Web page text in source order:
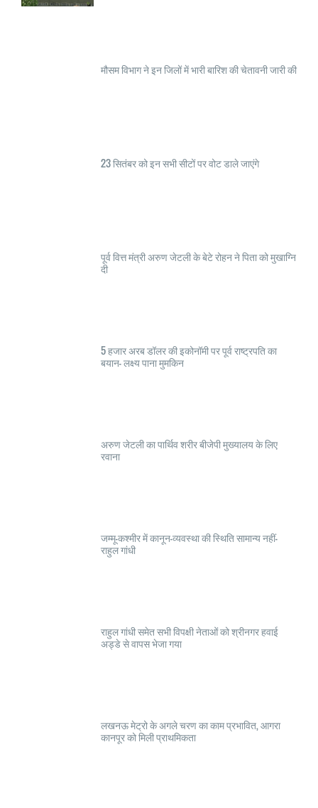
मौसम विभाग ने इन जिलों में भारी बारिश की चेतावनी जारी की
23 सितंबर को इन सभी सीटों पर वोट डाले जाएंगे
पूर्व वित्त मंत्री अरुण जेटली के बेटे रोहन ने पिता को मुखाग्नि
दी
5 हजार अरब डॉलर की इकोनॉमी पर पूर्व राष्ट्रपति का
बयान- लक्ष्य पाना मुमकिन
अरुण जेटली का पार्थिव शरीर बीजेपी मुख्यालय के लिए
रवाना
जम्मू-कश्मीर में कानून-व्यवस्था की स्थिति सामान्य नहीं-
राहुल गांधी
राहुल गांधी समेत सभी विपक्षी नेताओं को श्रीनगर हवाई
अड्डे से वापस भेजा गया
लखनऊ मेट्रो के अगले चरण का काम प्रभावित, आगरा
कानपूर को मिली प्राथमिकता